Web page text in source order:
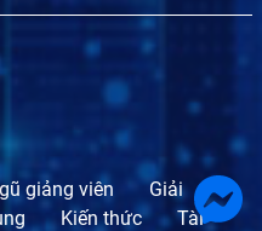
giảng viên
Giải
Kiến thức
Tài